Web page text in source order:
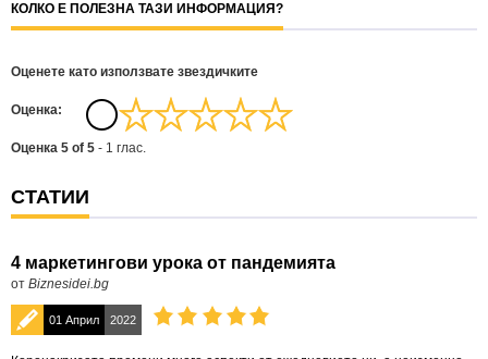
КОЛКО Е ПОЛЕЗНА ТАЗИ ИНФОРМАЦИЯ?
Оценете като използвате звездичките
Oценка:
Оценка 5 of 5 - 1 глас.
СТАТИИ
4 маркетингови урока от пандемията
от Biznesidei.bg
01 Април 2022